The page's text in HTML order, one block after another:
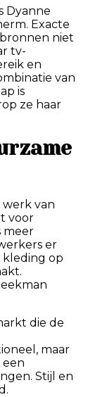
Dyanne
Exacte
niet
tv-
en
van
is
ze haar
van
voor
meer
er
kleding op
die de
maar
een
Stijl en